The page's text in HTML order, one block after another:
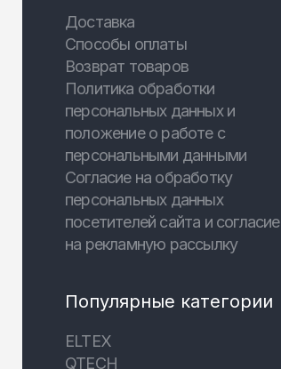
Доставка
Способы оплаты
Возврат товаров
Политика обработки
персональных данных и
положение о работе с
персональными данными
Согласие на обработку
персональных данных
посетителей сайта и согласие
на рекламную рассылку
Популярные категории
ELTEX
QTECH